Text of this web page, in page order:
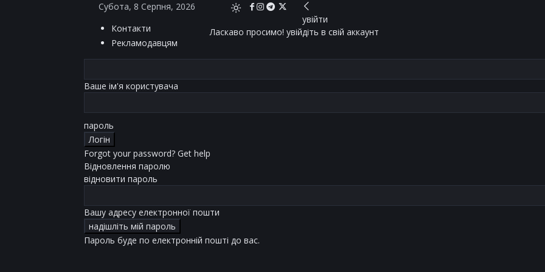
Субота, 8 Серпня, 2026
Контакти
Рекламодавцям
увійти
Ласкаво просимо! увійдіть в свій аккаунт
Ваше ім'я користувача
пароль
Forgot your password? Get help
Відновлення паролю
відновити пароль
Вашу адресу електронної пошти
Пароль буде по електронній пошті до вас.